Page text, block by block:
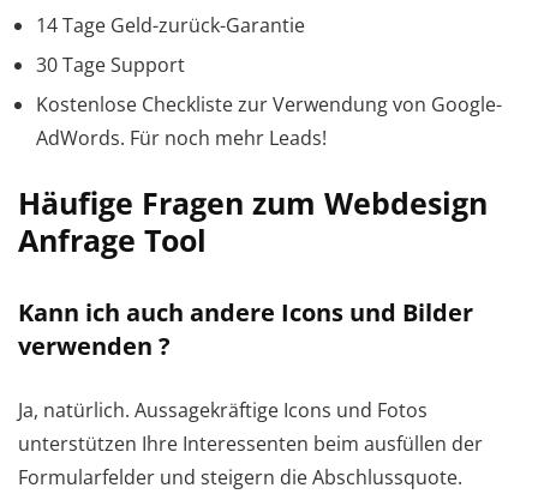
14 Tage Geld-zurück-Garantie
30 Tage Support
Kostenlose Checkliste zur Verwendung von Google-
AdWords. Für noch mehr Leads!
Häufige Fragen zum Webdesign
Anfrage Tool
Kann ich auch andere Icons und Bilder
verwenden ?
Ja, natürlich. Aussagekräftige Icons und Fotos
unterstützen Ihre Interessenten beim ausfüllen der
Formularfelder und steigern die Abschlussquote.